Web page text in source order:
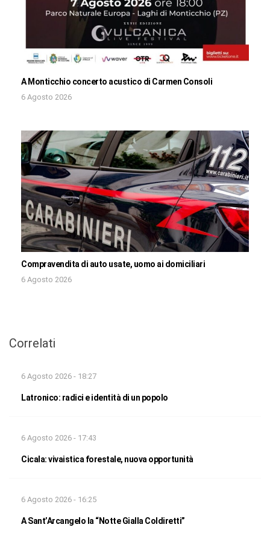
A Monticchio concerto acustico di Carmen Consoli
6 Agosto 2026
Compravendita di auto usate, uomo ai domiciliari
6 Agosto 2026
Correlati
6 Agosto 2026 - 18:27
Latronico: radici e identità di un popolo
6 Agosto 2026 - 17:43
Cicala: vivaistica forestale, nuova opportunità
6 Agosto 2026 - 16:25
A Sant’Arcangelo la “Notte Gialla Coldiretti”